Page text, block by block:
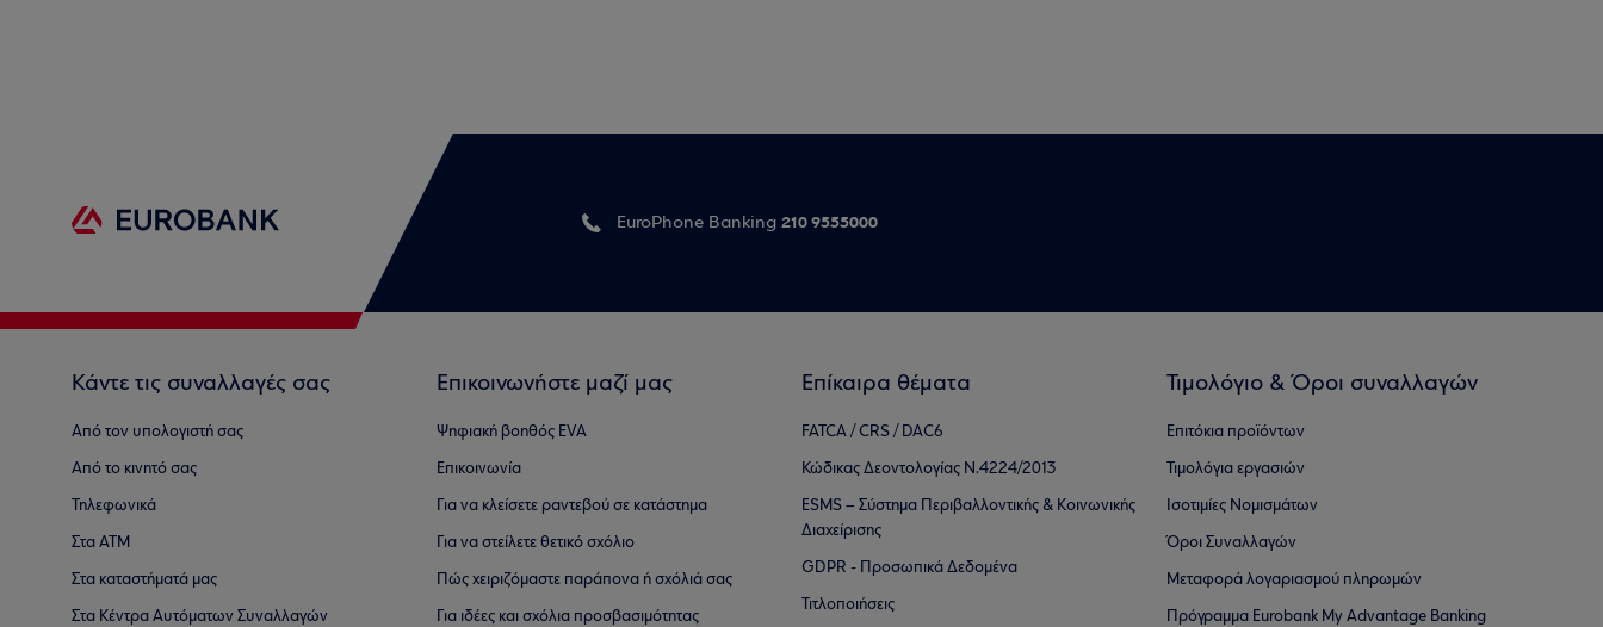
EuroPhone Banking 210 9555000
Κάντε τις συναλλαγές σας
Από τον υπολογιστή σας
Από το κινητό σας
Τηλεφωνικά
Στα ΑΤΜ
Στα καταστήματά μας
Στα Κέντρα Αυτόματων Συναλλαγών
Επικοινωνήστε μαζί μας
Ψηφιακή βοηθός EVA
Επικοινωνία
Για να κλείσετε ραντεβού σε κατάστημα
Για να στείλετε θετικό σχόλιο
Πώς χειριζόμαστε παράπονα ή σχόλιά σας
Για ιδέες και σχόλια προσβασιμότητας
Επίκαιρα θέματα
FATCA / CRS / DAC6
Κώδικας Δεοντολογίας Ν.4224/2013
ESMS – Σύστημα Περιβαλλοντικής & Κοινωνικής
Διαχείρισης
GDPR - Προσωπικά Δεδομένα
Τιτλοποιήσεις
Τιμολόγιο & Όροι συναλλαγών
Επιτόκια προϊόντων
Τιμολόγια εργασιών
Ισοτιμίες Νομισμάτων
Όροι Συναλλαγών
Μεταφορά λογαριασμού πληρωμών
Πρόγραμμα Eurobank My Advantage Banking